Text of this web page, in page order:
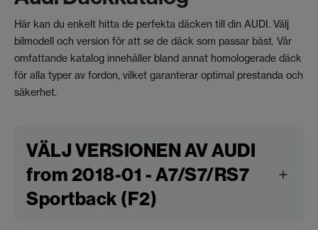
Här kan du enkelt hitta de perfekta däcken till din AUDI. Välj
bilmodell och version för att se de däck som passar bäst. Vår
omfattande katalog innehåller bland annat homologerade däck
för alla typer av fordon, vilket garanterar optimal prestanda och
säkerhet.
VÄLJ VERSIONEN AV AUDI
from 2018-01 - A7/S7/RS7
Sportback (F2)